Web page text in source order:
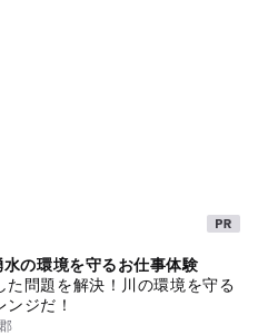
の環境を守るお仕事体験
た問題を解決！川の環境を守る
ジだ！